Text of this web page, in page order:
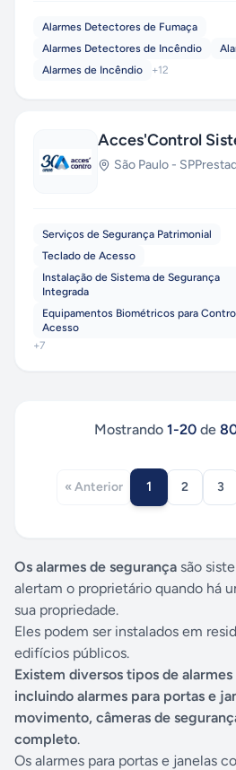
Alarmes Detectores de Fumaça
Alarmes Detectores de Incêndio
Alarmes de Incêndio
+12
Acces'Control
São Paulo - SP
Serviços de Segurança Patrimonial
Teclado de Acesso
Instalação de Sistema de Segurança
Integrada
Equipamentos Biométricos para
Acesso
+7
Mostrando 1-20 de
« Anterior 1 2 3
Os alarmes de segurança são
alertam o proprietário quando há
sua propriedade.
Eles podem ser instalados em
edifícios públicos.
Existem diversos tipos de
incluindo alarmes para portas e
movimento, câmeras de
completo.
Os alarmes para portas e janelas